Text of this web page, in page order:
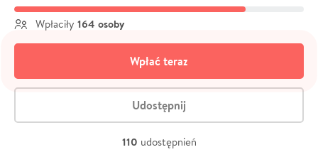
Wpłaciły 164 osoby
Wpłać teraz
Udostępnij
110 udostępnień